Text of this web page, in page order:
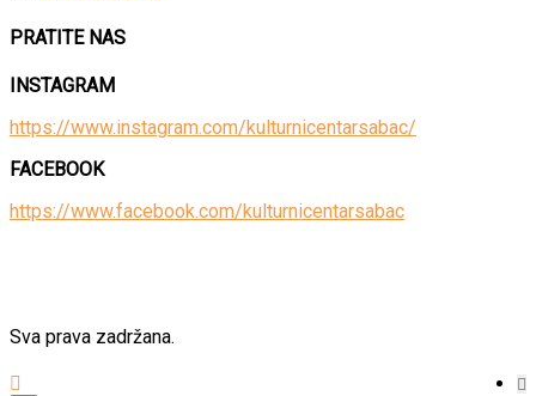
PRATITE NAS
INSTAGRAM
https://www.instagram.com/kulturnicentarsabac/
FACEBOOK
https://www.facebook.com/kulturnicentarsabac
Sva prava zadržana.